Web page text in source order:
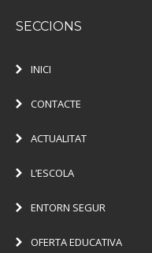
SECCIONS
INICI
CONTACTE
ACTUALITAT
L’ESCOLA
ENTORN SEGUR
OFERTA EDUCATIVA